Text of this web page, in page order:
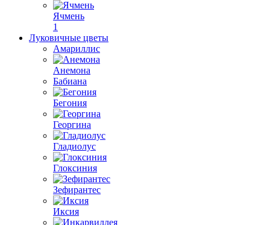
Ячмень
1
Луковичные цветы
Амариллис
Анемона
Бабиана
Бегония
Георгина
Гладиолус
Глоксиния
Зефирантес
Иксия